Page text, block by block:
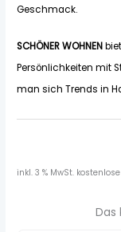
Geschmack.
SCHÖNER WOHNEN
Persönlichkeiten mit
man sich Trends in
inkl. 3 % MwSt.
Das